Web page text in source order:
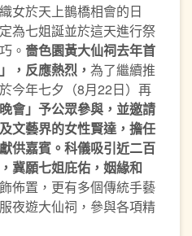
女於天上鵲橋相會的日
為七姐誕並於這天進行祭
。 嗇色園黃大仙祠去年首
，反應熱烈， 為了繼續推
今年七夕（8月22日）再
會」 予公眾參與，並邀請
文藝界的女性賢達，擔任
獻供嘉賓。科儀吸引近二百
冀願七姐庇佑， 姻緣和
佈置，更有多個傳統手藝
夜遊大仙祠，參與各項精